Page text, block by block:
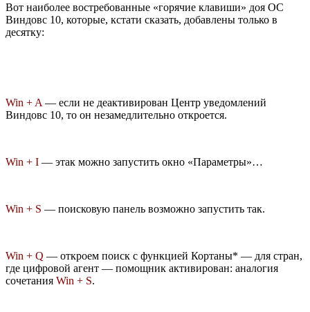
Вот наиболее востребованные «горячие клавиши» доя ОС
Виндовс 10, которые, кстати сказать, добавлены только в
десятку:
Win + A — если не деактивирован Центр уведомлений
Виндовс 10, то он незамедлительно откроется.
Win + I — этак можно запустить окно «Параметры»…
Win + S — поисковую панель возможно запустить так.
Win + Q — откроем поиск с функцией Кортаны* — для стран,
где цифровой агент — помощник активирован: аналогия
сочетания Win + S.